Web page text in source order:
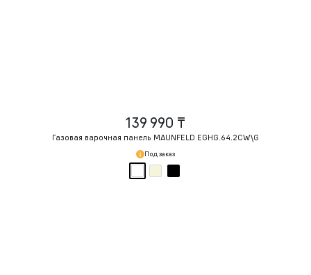
139 990 ₸
Газовая варочная панель MAUNFELD EGHG.64.2CW\G
Под заказ